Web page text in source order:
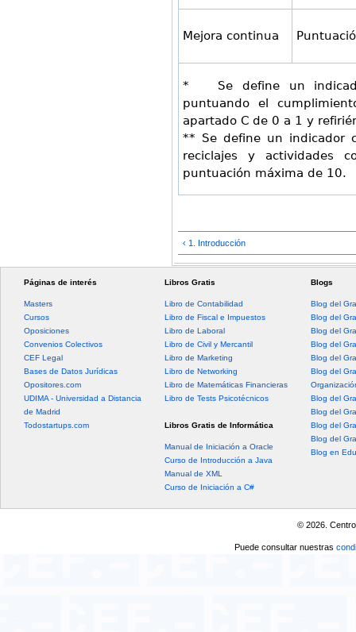
Mejora continua
* Se define un
puntuando el
apartado C de 0 a 1 y
** Se define un indicador
reciclajes y actividades
puntuación máxima de 10.
‹ 1. Introducción
Páginas de interés
Masters
Cursos
Oposiciones
Convenios Colectivos
CEF Legal
Bases de Datos Jurídicas
Opositores.com
UDIMA - Universidad a Distancia
de Madrid
Todostartups.com
Libros Gratis
Libro de Contabilidad
Libro de Fiscal e Impuestos
Libro de Laboral
Libro de Civil y Mercantil
Libro de Marketing
Libro de Networking
Libro de Matemáticas Financieras
Libro de Tests Psicotécnicos
Libros Gratis de Informática
Manual de Iniciación a Oracle
Curso de Introducción a Java
Manual de XML
Curso de Iniciación a C#
Blogs
Blog del
Blog del
Blog del
Blog del
Blog del
Blog del
Blog del
Blog del
Blog del
Blog del
Blog en
© 2026.
Puede consultar nuestras